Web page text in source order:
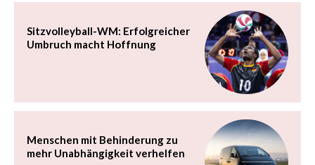
Sitzvolleyball-WM: Erfolgreicher
Umbruch macht Hoffnung
Menschen mit Behinderung zu
mehr Unabhängigkeit verhelfen